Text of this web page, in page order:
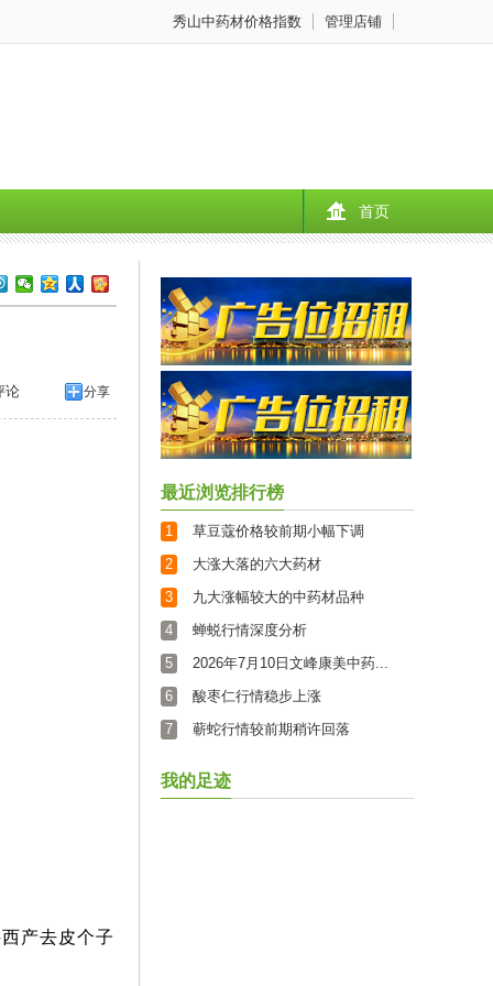
秀山中药材价格指数 管理店铺
首页
论 分享
产去皮个子
最近浏览排行榜
1
草豆蔻价格较前期小幅下调
2
大涨大落的六大药材
3
九大涨幅较大的中药材品种
4
蝉蜕行情深度分析
5
2026年7月10日文峰康美中药...
6
酸枣仁行情稳步上涨
7
蕲蛇行情较前期稍许回落
我的足迹